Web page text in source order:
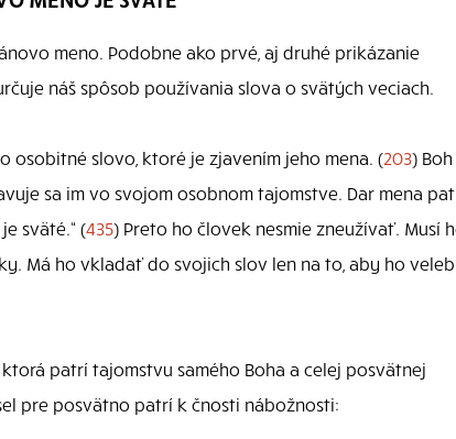
meno. Podobne ako prvé, aj druhé prikázanie
náš spôsob používania slova o svätých veciach.
osobitné slovo, ktoré je zjavením jeho mena. (203) Boh
sa im vo svojom osobnom tajomstve. Dar mena
sväté.“ (435) Preto ho človek nesmie zneužívať. Musí
Má ho vkladať do svojich slov len na to, aby ho
patrí tajomstvu samého Boha a celej posvätnej
pre posvätno patrí k čnosti nábožnosti: